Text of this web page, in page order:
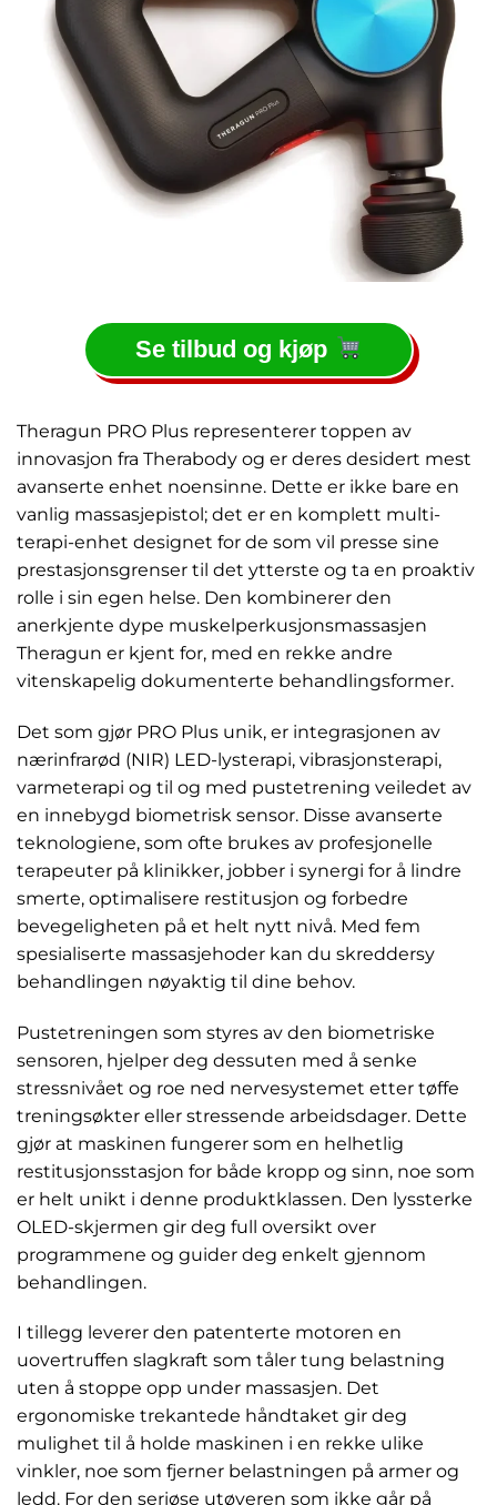
Se tilbud og kjøp
Theragun PRO Plus representerer toppen av
innovasjon fra Therabody og er deres desidert mest
avanserte enhet noensinne. Dette er ikke bare en
vanlig massasjepistol; det er en komplett multi-
terapi-enhet designet for de som vil presse sine
prestasjonsgrenser til det ytterste og ta en proaktiv
rolle i sin egen helse. Den kombinerer den
anerkjente dype muskelperkusjonsmassasjen
Theragun er kjent for, med en rekke andre
vitenskapelig dokumenterte behandlingsformer.
Det som gjør PRO Plus unik, er integrasjonen av
nærinfrarød (NIR) LED-lysterapi, vibrasjonsterapi,
varmeterapi og til og med pustetrening veiledet av
en innebygd biometrisk sensor. Disse avanserte
teknologiene, som ofte brukes av profesjonelle
terapeuter på klinikker, jobber i synergi for å lindre
smerte, optimalisere restitusjon og forbedre
bevegeligheten på et helt nytt nivå. Med fem
spesialiserte massasjehoder kan du skreddersy
behandlingen nøyaktig til dine behov.
Pustetreningen som styres av den biometriske
sensoren, hjelper deg dessuten med å senke
stressnivået og roe ned nervesystemet etter tøffe
treningsøkter eller stressende arbeidsdager. Dette
gjør at maskinen fungerer som en helhetlig
restitusjonsstasjon for både kropp og sinn, noe som
er helt unikt i denne produktklassen. Den lyssterke
OLED-skjermen gir deg full oversikt over
programmene og guider deg enkelt gjennom
behandlingen.
I tillegg leverer den patenterte motoren en
uovertruffen slagkraft som tåler tung belastning
uten å stoppe opp under massasjen. Det
ergonomiske trekantede håndtaket gir deg
mulighet til å holde maskinen i en rekke ulike
vinkler, noe som fjerner belastningen på armer og
ledd. For den seriøse utøveren som ikke går på